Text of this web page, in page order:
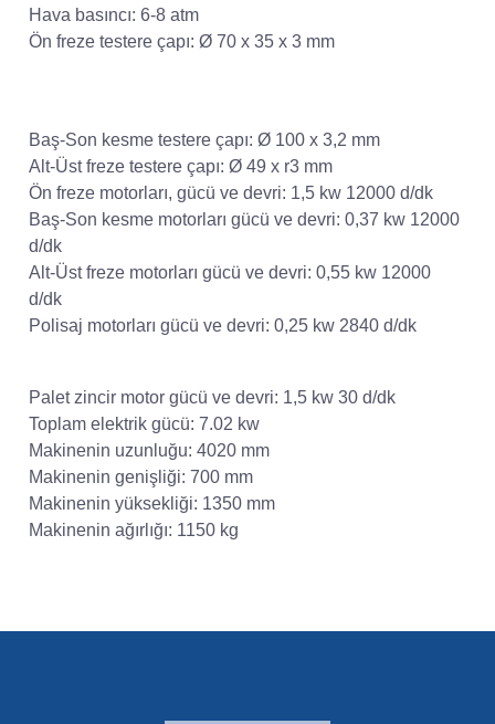
Hava basıncı: 6-8 atm
Ön freze testere çapı: Ø 70 x 35 x 3 mm
Baş-Son kesme testere çapı: Ø 100 x 3,2 mm
Alt-Üst freze testere çapı: Ø 49 x r3 mm
Ön freze motorları, gücü ve devri: 1,5 kw 12000 d/dk
Baş-Son kesme motorları gücü ve devri: 0,37 kw 12000
d/dk
Alt-Üst freze motorları gücü ve devri: 0,55 kw 12000
d/dk
Polisaj motorları gücü ve devri: 0,25 kw 2840 d/dk
Palet zincir motor gücü ve devri: 1,5 kw 30 d/dk
Toplam elektrik gücü: 7.02 kw
Makinenin uzunluğu: 4020 mm
Makinenin genişliği: 700 mm
Makinenin yüksekliği: 1350 mm
Makinenin ağırlığı: 1150 kg